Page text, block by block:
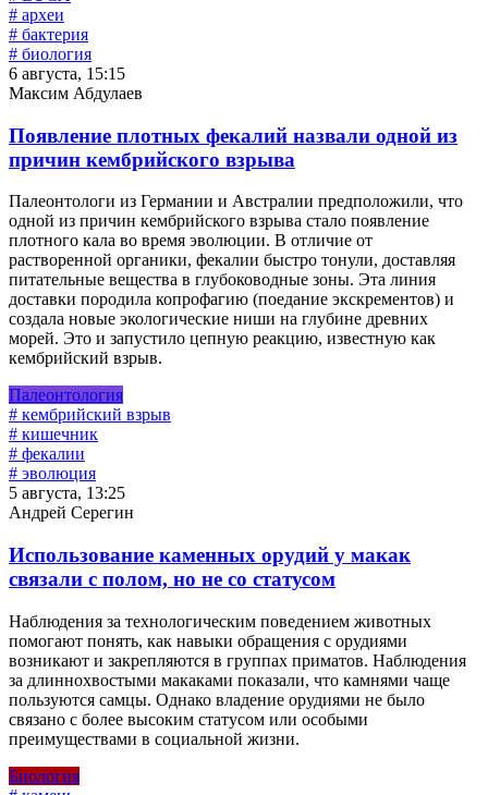
# археи
# бактерия
# биология
6 августа, 15:15
Максим Абдулаев
Появление плотных фекалий назвали одной из
причин кембрийского взрыва
Палеонтологи из Германии и Австралии предположили, что
одной из причин кембрийского взрыва стало появление
плотного кала во время эволюции. В отличие от
растворенной органики, фекалии быстро тонули, доставляя
питательные вещества в глубоководные зоны. Эта линия
доставки породила копрофагию (поедание экскрементов) и
создала новые экологические ниши на глубине древних
морей. Это и запустило цепную реакцию, известную как
кембрийский взрыв.
Палеонтология
# кембрийский взрыв
# кишечник
# фекалии
# эволюция
5 августа, 13:25
Андрей Серегин
Использование каменных орудий у макак
связали с полом, но не со статусом
Наблюдения за технологическим поведением животных
помогают понять, как навыки обращения с орудиями
возникают и закрепляются в группах приматов. Наблюдения
за длиннохвостыми макаками показали, что камнями чаще
пользуются самцы. Однако владение орудиями не было
связано с более высоким статусом или особыми
преимуществами в социальной жизни.
Биология